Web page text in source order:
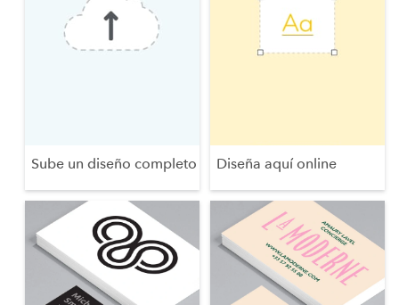
Sube un diseño completo Diseña aquí online